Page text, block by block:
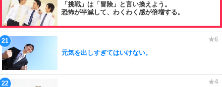
「挑戦」は「冒険」と言い換えよう。
恐怖が半減して、わくわく感が倍増する。
元気を出しすぎてはいけない。